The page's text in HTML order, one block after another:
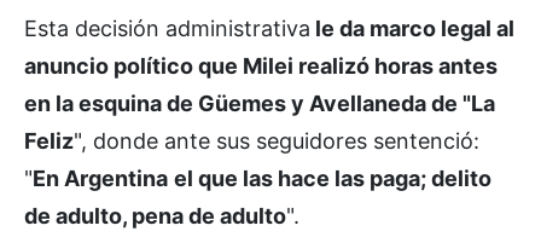
Esta decisión administrativa le da marco legal al
anuncio político que Milei realizó horas antes
en la esquina de Güemes y Avellaneda de "La
Feliz", donde ante sus seguidores sentenció:
"En Argentina el que las hace las paga; delito
de adulto, pena de adulto".